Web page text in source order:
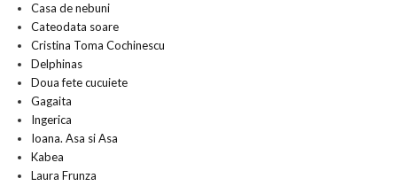
Casa de nebuni
Cateodata soare
Cristina Toma Cochinescu
Delphinas
Doua fete cucuiete
Gagaita
Ingerica
Ioana. Asa si Asa
Kabea
Laura Frunza